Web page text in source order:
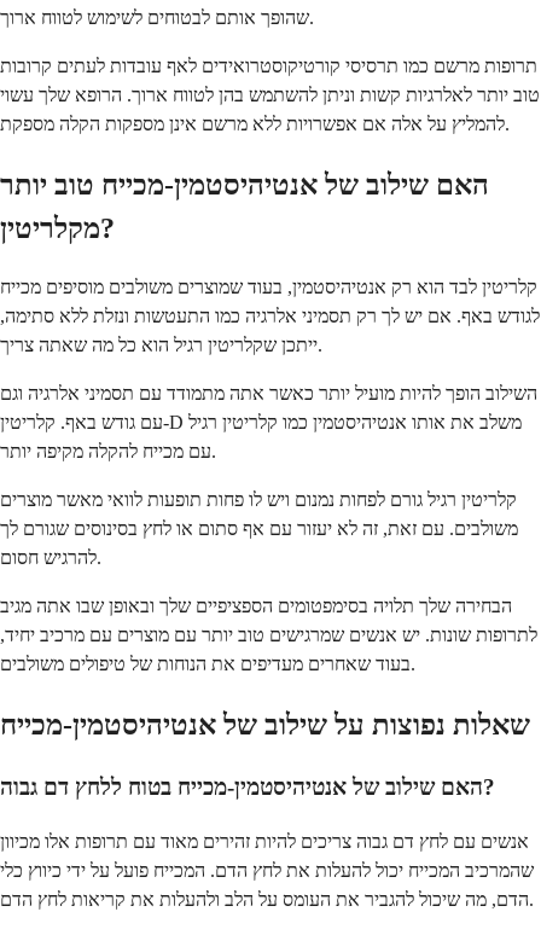
שהופך אותם לבטוחים לשימוש לטווח ארוך.
תרופות מרשם כמו תרסיסי קורטיקוסטרואידים לאף עובדות לעתים קרובות
טוב יותר לאלרגיות קשות וניתן להשתמש בהן לטווח ארוך. הרופא שלך עשוי
להמליץ על אלה אם אפשרויות ללא מרשם אינן מספקות הקלה מספקת.
האם שילוב של אנטיהיסטמין-מכייח טוב יותר
מקלריטין?
קלריטין לבד הוא רק אנטיהיסטמין, בעוד שמוצרים משולבים מוסיפים מכייח
לגודש באף. אם יש לך רק תסמיני אלרגיה כמו התעטשות ונזלת ללא סתימה,
ייתכן שקלריטין רגיל הוא כל מה שאתה צריך.
השילוב הופך להיות מועיל יותר כאשר אתה מתמודד עם תסמיני אלרגיה וגם
עם גודש באף. קלריטין-D משלב את אותו אנטיהיסטמין כמו קלריטין רגיל
עם מכייח להקלה מקיפה יותר.
קלריטין רגיל גורם לפחות נמנום ויש לו פחות תופעות לוואי מאשר מוצרים
משולבים. עם זאת, זה לא יעזור עם אף סתום או לחץ בסינוסים שגורם לך
להרגיש חסום.
הבחירה שלך תלויה בסימפטומים הספציפיים שלך ובאופן שבו אתה מגיב
לתרופות שונות. יש אנשים שמרגישים טוב יותר עם מוצרים עם מרכיב יחיד,
בעוד שאחרים מעדיפים את הנוחות של טיפולים משולבים.
שאלות נפוצות על שילוב של אנטיהיסטמין-מכייח
האם שילוב של אנטיהיסטמין-מכייח בטוח ללחץ דם גבוה?
אנשים עם לחץ דם גבוה צריכים להיות זהירים מאוד עם תרופות אלו מכיוון
שהמרכיב המכייח יכול להעלות את לחץ הדם. המכייח פועל על ידי כיווץ כלי
הדם, מה שיכול להגביר את העומס על הלב ולהעלות את קריאות לחץ הדם.